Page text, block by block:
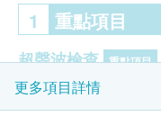
1 重點項目
超聲波檢查 重點項目
上腹部超聲波: 肝臟
更多項目詳情